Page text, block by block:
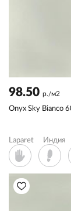
98.50 р./м2
Onyx Sky Bianco
Laparet Индия